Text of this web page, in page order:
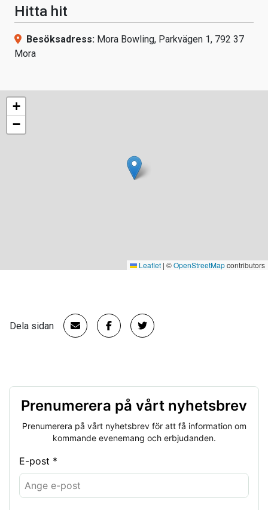
Hitta hit
Besöksadress: Mora Bowling, Parkvägen 1, 792 37
Mora
+
−
Leaflet | ©OpenStreetMapcontributors
Dela sidan
Prenumerera på vårt nyhetsbrev
Prenumerera på vårt nyhetsbrev för att få information om
kommande evenemang och erbjudanden.
E-post *